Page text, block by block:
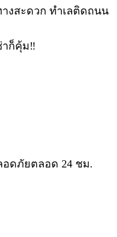
งสะดวก ทำเลติดถนน
าก็คุ้ม‼
อดภัยตลอด 24 ชม.